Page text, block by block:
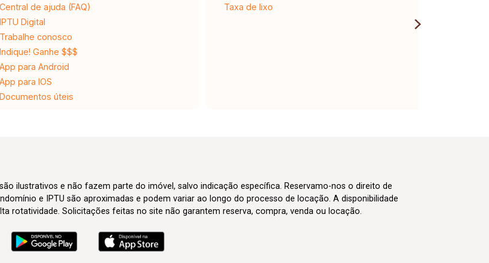
Central de ajuda (FAQ)
IPTU Digital
Trabalhe conosco
Indique! Ganhe $$$
App para Android
App para IOS
Documentos úteis
Taxa de lixo
ilustrativos e não fazem parte do imóvel, salvo indicação específica. Reservamo-nos o direito de
e IPTU são aproximadas e podem variar ao longo do processo de locação. A disponibilidade
rotatividade. Solicitações feitas no site não garantem reserva, compra, venda ou locação.